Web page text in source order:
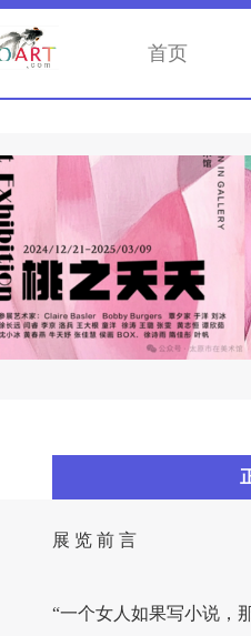
首页
展 览 前 言
“一个女人如果写小说，